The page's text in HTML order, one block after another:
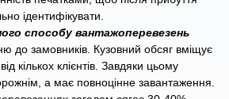
ідентифікувати.
способу вантажоперевезень
до замовників. Кузовний обсяг вміщує
кількох клієнтів. Завдяки цьому
а має повноцінне завантаження.